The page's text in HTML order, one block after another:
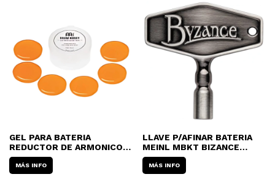
GEL PARA BATERIA
REDUCTOR DE ARMONICOS
MEINL MDH (SET X6)
MÁS INFO
LLAVE P/AFINAR BATERIA
MEINL MBKT BIZANCE
DRUMS KEY
MÁS INFO